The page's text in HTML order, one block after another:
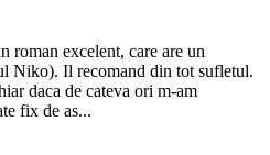
roman excelent, care are un
Niko). Il recomand din tot sufletul.
daca de cateva ori m-am
fix de as...